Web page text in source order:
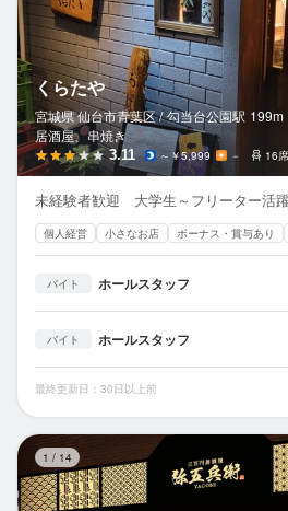
くらたや
宮城県 仙台市青葉区 / 勾当台公園駅 199m
居酒屋、串焼き
3.11 ～￥5,999 － 16席
未経験者歓迎 大学生～フリーター活
個人経営 小さなお店 ボーナス・賞与あり
バイト ホールスタッフ
バイト ホールスタッフ
最終更新日：30日以上前
1 / 14